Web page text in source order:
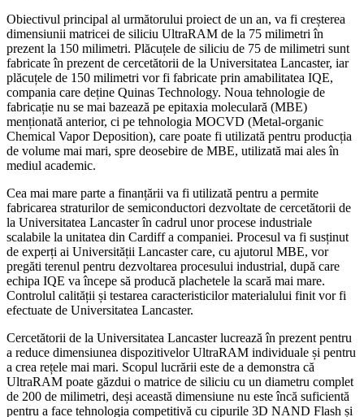
Obiectivul principal al următorului proiect de un an, va fi creșterea
dimensiunii matricei de siliciu UltraRAM de la 75 milimetri în
prezent la 150 milimetri. Plăcuțele de siliciu de 75 de milimetri sunt
fabricate în prezent de cercetătorii de la Universitatea Lancaster, iar
plăcuțele de 150 milimetri vor fi fabricate prin amabilitatea IQE,
compania care deține Quinas Technology. Noua tehnologie de
fabricație nu se mai bazează pe epitaxia moleculară (MBE)
menționată anterior, ci pe tehnologia MOCVD (Metal-organic
Chemical Vapor Deposition), care poate fi utilizată pentru producția
de volume mai mari, spre deosebire de MBE, utilizată mai ales în
mediul academic.
Cea mai mare parte a finanțării va fi utilizată pentru a permite
fabricarea straturilor de semiconductori dezvoltate de cercetătorii de
la Universitatea Lancaster în cadrul unor procese industriale
scalabile la unitatea din Cardiff a companiei. Procesul va fi susținut
de experți ai Universității Lancaster care, cu ajutorul MBE, vor
pregăti terenul pentru dezvoltarea procesului industrial, după care
echipa IQE va începe să producă plachetele la scară mai mare.
Controlul calității și testarea caracteristicilor materialului finit vor fi
efectuate de Universitatea Lancaster.
Cercetătorii de la Universitatea Lancaster lucrează în prezent pentru
a reduce dimensiunea dispozitivelor UltraRAM individuale și pentru
a crea rețele mai mari. Scopul lucrării este de a demonstra că
UltraRAM poate găzdui o matrice de siliciu cu un diametru complet
de 200 de milimetri, deși această dimensiune nu este încă suficientă
pentru a face tehnologia competitivă cu cipurile 3D NAND Flash și